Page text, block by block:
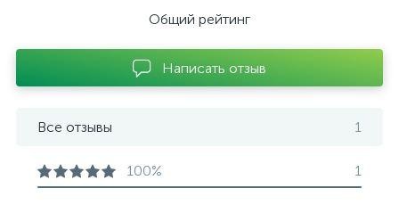
Общий рейтинг
Написать отзыв
Все отзывы 1
100% 1